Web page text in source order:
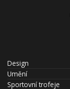
Design
Umění
Sportovní trofeje